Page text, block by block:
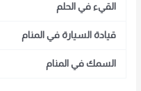
القيء في الحلم
قيادة السيارة في المنام
السمك في المنام